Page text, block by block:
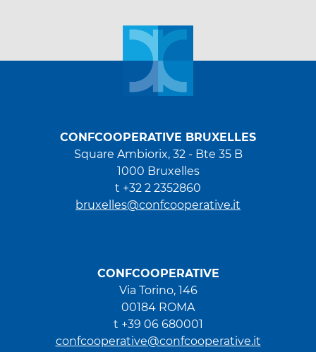
CONFCOOPERATIVE BRUXELLES
Square Ambiorix, 32 - Bte 35 B
1000 Bruxelles
t +32 2 2352860
bruxelles@confcooperative.it
CONFCOOPERATIVE
Via Torino, 146
00184 ROMA
t +39 06 680001
confcooperative@confcooperative.it